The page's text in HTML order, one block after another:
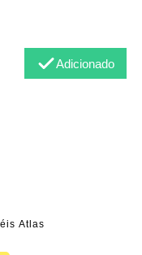
Atlas
Adicionado